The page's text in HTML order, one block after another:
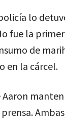
lo
fue la
de
en la cárcel.
Aaron